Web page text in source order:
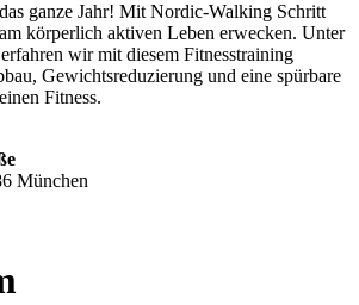
ganze Jahr! Mit Nordic-Walking Schritt
körperlich aktiven Leben erwecken. Unter
wir mit diesem Fitnesstraining
Gewichtsreduzierung und eine spürbare
Fitness.
München